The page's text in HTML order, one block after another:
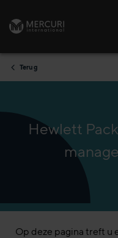
Ga naar
Terug
Hewlett
Op deze pagina treft u